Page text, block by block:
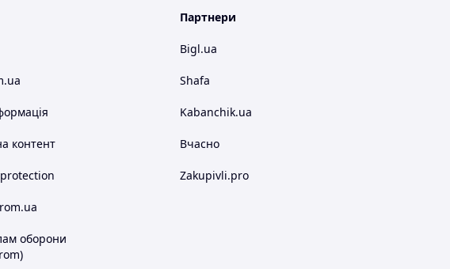
контент
оборони
Партнери
Bigl.ua
Shafa
Kabanchik.ua
Вчасно
Zakupivli.pro